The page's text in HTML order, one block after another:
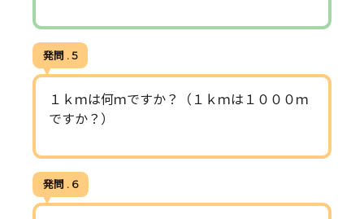
発問 . 5
１ｋｍは何ｍですか？（１ｋｍは１０００ｍ
ですか？）
発問 . 6